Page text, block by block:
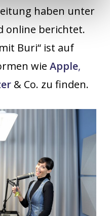
haben unter
online berichtet.
Buri“ ist auf
wie Apple,
& Co. zu finden.